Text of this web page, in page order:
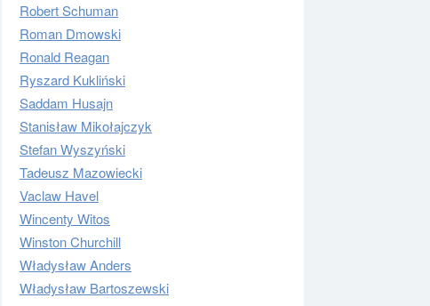
Robert Schuman
Roman Dmowski
Ronald Reagan
Ryszard Kukliński
Saddam Husajn
Stanisław Mikołajczyk
Stefan Wyszyński
Tadeusz Mazowiecki
Vaclaw Havel
Wincenty Witos
Winston Churchill
Władysław Anders
Władysław Bartoszewski